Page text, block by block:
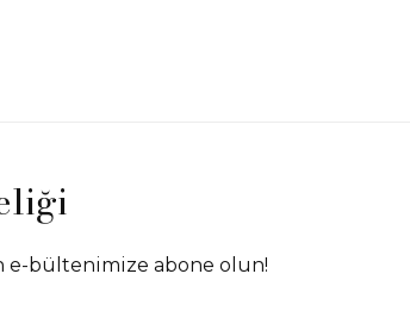
e-bültenimize abone olun!